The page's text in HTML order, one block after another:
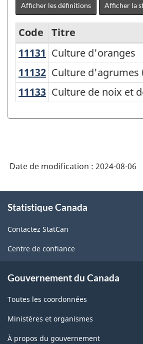
Afficher les définitions Afficher la
Variante
du
Système
de
classification
de
l'Amérique
du
(SCIAN)
2022
1.0
pour
la
production
Code
Titre
11131 Culture d'oranges
Culture d'oranges
11132 Culture
Culture d'agrumes
11133 Culture de noix
Culture de noix et
Date de modification : 2024-08-06
propos
ce
site
Statistique Canada
Contactez StatCan
Centre de confiance
Gouvernement du Canada
Toutes les coordonnées
Ministères et organismes
À propos du gouvernement